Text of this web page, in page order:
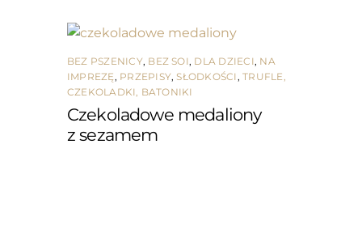
BEZ PSZENICY, BEZ SOI, DLA DZIECI, NA
IMPREZĘ, PRZEPISY,SŁODKOŚCI,TRUFLE,
CZEKOLADKI, BATONIKI
Czekoladowe medaliony
z sezamem